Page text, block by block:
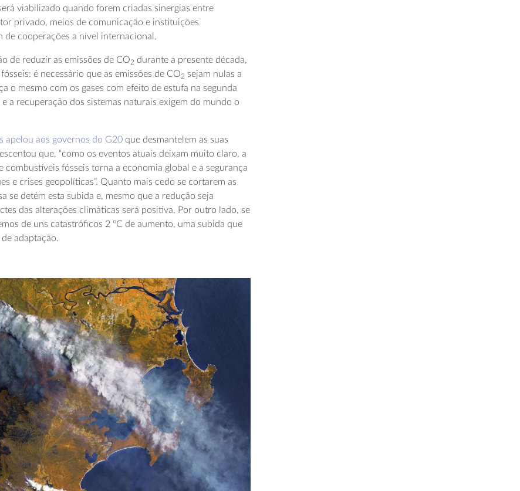
viabilizado quando forem criadas sinergias entre
privado, meios de comunicação e instituições
de cooperações a nível internacional.
de reduzir as emissões de CO2 durante a presente década,
é necessário que as emissões de CO2 sejam nulas a
o mesmo com os gases com efeito de estufa na segunda
a recuperação dos sistemas naturais exigem do mundo o
apelou aos governos do G20 que desmantelem as suas
que, “como os eventos atuais deixam muito claro, a
combustíveis fósseis torna a economia global e a segurança
e crises geopolíticas”. Quanto mais cedo se cortarem as
se detém esta subida e, mesmo que a redução seja
das alterações climáticas será positiva. Por outro lado, se
de uns catastróficos 2 ºC de aumento, uma subida que
adaptação.